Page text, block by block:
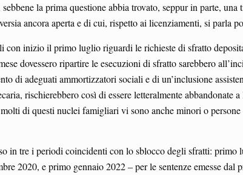
la prima questione abbia trovato, seppur in parte, una
ancora aperta e di cui, rispetto ai licenziamenti, si parla
inizio il primo luglio riguardi le richieste di sfratto
dovessero ripartire le esecuzioni di sfratto sarebbero
di adeguati ammortizzatori sociali e di un’inclusione
rischierebbero così di essere letteralmente abbandonate a
di questi nuclei famigliari vi sono anche minori o persone
in tre i periodi coincidenti con lo sblocco degli sfratti: primo
2020, e primo gennaio 2022 – per le sentenze emesse dal